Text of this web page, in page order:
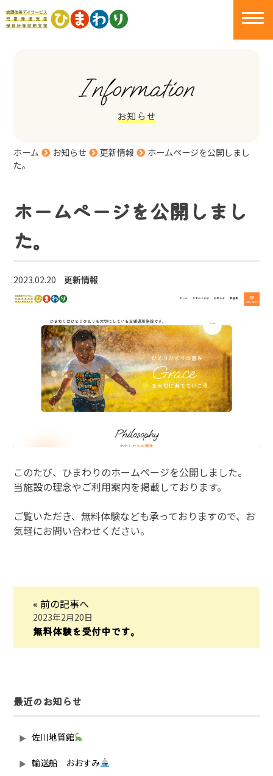
Information
お知らせ
ホーム お知らせ 更新情報
ホームページを公開しまし
た。
ホームページを公開しまし
た。
2023.02.20 更新情報
このたび、ひまわりのホームページを公開しました。
当施設の理念やご利用案内を掲載しております。
ご覧いただき、無料体験なども承っておりますので、お
気軽にお問い合わせください。
« 前の記事へ
2023年2月20日
無料体験を受付中です。
最近のお知らせ
佐川地質館
輸送船 おおすみ